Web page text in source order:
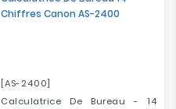
Chiffres Canon AS-2400
[AS-2400]
Calculatrice De Bureau - 14